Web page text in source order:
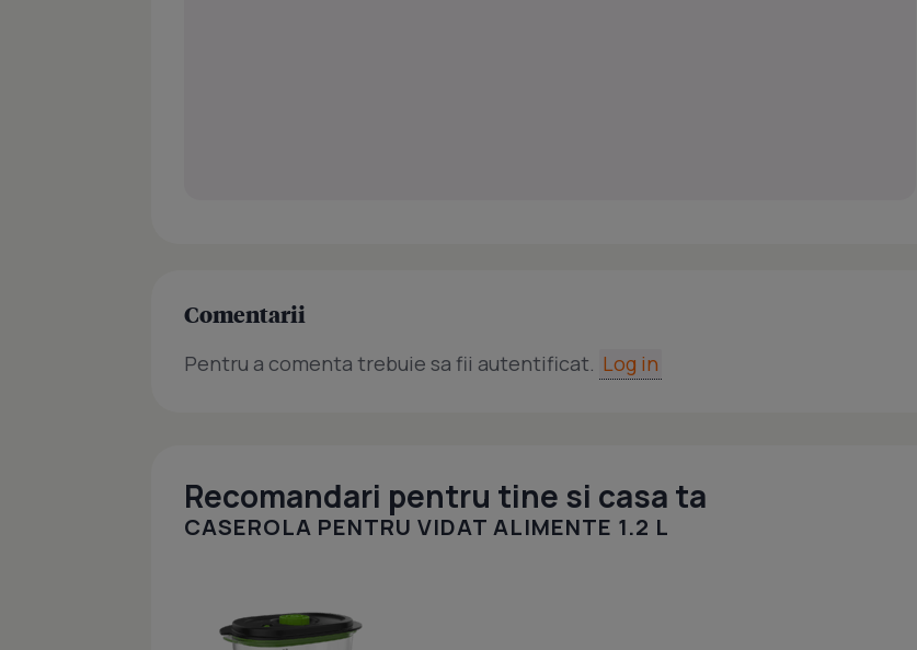
Comentarii
Pentru a comenta trebuie sa fii autentificat. Log in
Recomandari pentru tine si casa ta
CASEROLA PENTRU VIDAT ALIMENTE 1.2 L